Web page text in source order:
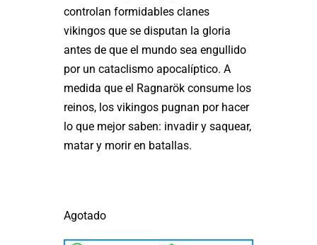
controlan formidables clanes
vikingos que se disputan la gloria
antes de que el mundo sea engullido
por un cataclismo apocalíptico. A
medida que el Ragnarök consume los
reinos, los vikingos pugnan por hacer
lo que mejor saben: invadir y saquear,
matar y morir en batallas.
Agotado